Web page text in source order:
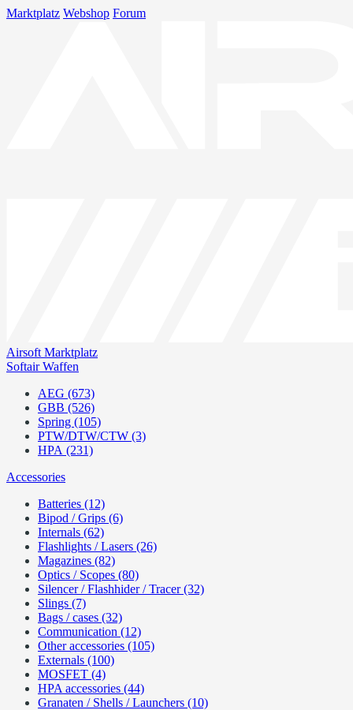
Marktplatz Webshop Forum
Airsoft Marktplatz
Softair Waffen
AEG (673)
GBB (526)
Spring (105)
PTW/DTW/CTW (3)
HPA (231)
Accessories
Batteries (12)
Bipod / Grips (6)
Internals (62)
Flashlights / Lasers (26)
Magazines (82)
Optics / Scopes (80)
Silencer / Flashhider / Tracer (32)
Slings (7)
Bags / cases (32)
Communication (12)
Other accessories (105)
Externals (100)
MOSFET (4)
HPA accessories (44)
Granaten / Shells / Launchers (10)